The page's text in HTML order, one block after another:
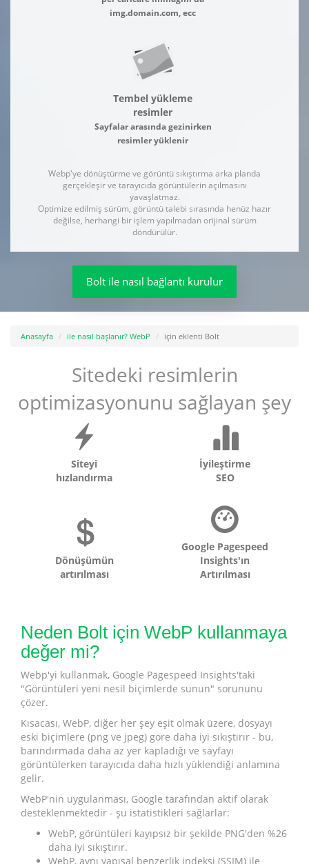
img.domain.com, ecc
Tembel yükleme
resimler
Sayfalar arasında gezinirken
resimler yüklenir
Webp'ye dönüştürme ve görüntü sıkıştırma arka planda
gerçekleşir ve tarayıcıda görüntülerin açılmasını
yavaşlatmaz.
Optimize edilmiş sürüm, görüntü talebi sırasında henüz hazır
değilse, herhangi bir işlem yapılmadan orijinal sürüm
döndürülür.
Bolt ile nasıl bağlantı kurulur
Anasayfa ile nasıl başlanır? WebP için eklenti Bolt
Sitedeki resimlerin
optimizasyonunu sağlayan şey
Siteyi
hızlandırma
İyileştirme
SEO
Dönüşümün
artırılması
Google Pagespeed
Insights'ın
Artırılması
Neden Bolt için WebP kullanmaya
değer mi?
Webp'yi kullanmak, Google Pagespeed Insights'taki
"Görüntüleri yeni nesil biçimlerde sunun" sorununu
çözer.
Kısacası, WebP, diğer her şey eşit olmak üzere, dosyayı
eski biçimlere (png ve jpeg) göre daha iyi sıkıştırır - bu,
barındırmada daha az yer kapladığı ve sayfayı
görüntülerken tarayıcıda daha hızlı yüklendiği anlamına
gelir.
WebP'nin uygulanması, Google tarafından aktif olarak
desteklenmektedir - şu istatistikleri sağlarlar:
WebP, görüntüleri kayıpsız bir şekilde PNG'den %26
daha iyi sıkıştırır.
WebP, aynı yapısal benzerlik indeksi (SSIM) ile